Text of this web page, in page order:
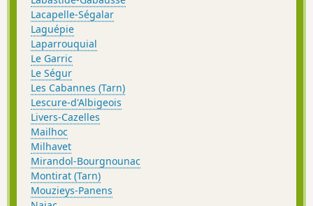
Lacapelle-Ségalar
Laguépie
Laparrouquial
Le Garric
Le Ségur
Les Cabannes (Tarn)
Lescure-d'Albigeois
Livers-Cazelles
Mailhoc
Milhavet
Mirandol-Bourgnounac
Montirat (Tarn)
Mouzieys-Panens